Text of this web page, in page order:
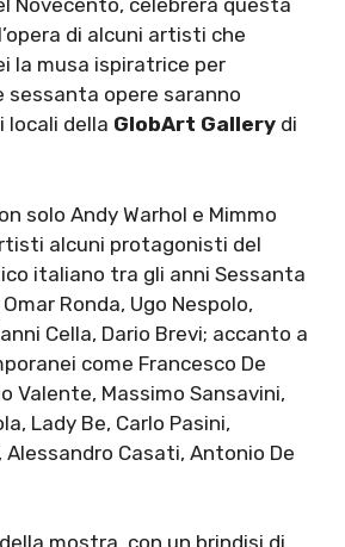
Novecento, celebrerà questa
di alcuni artisti che
la musa ispiratrice per
sessanta opere saranno
locali della GlobArt Gallery di
solo Andy Warhol e Mimmo
alcuni protagonisti del
italiano tra gli anni Sessanta
Ronda, Ugo Nespolo,
Cella, Dario Brevi; accanto a
come Francesco De
Valente, Massimo Sansavini,
Lady Be, Carlo Pasini,
Alessandro Casati, Antonio De